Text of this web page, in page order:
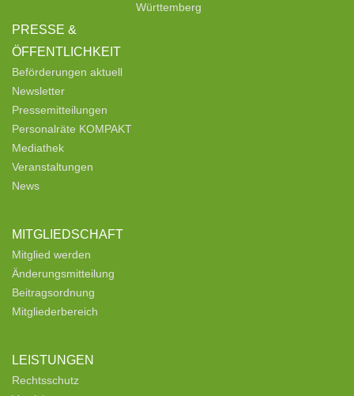
PRESSE &
ÖFFENTLICHKEIT
Beförderungen aktuell
Newsletter
Pressemitteilungen
Personalräte KOMPAKT
Mediathek
Veranstaltungen
News
MITGLIEDSCHAFT
Mitglied werden
Änderungsmitteilung
Beitragsordnung
Mitgliederbereich
LEISTUNGEN
Rechtsschutz
Württemberg